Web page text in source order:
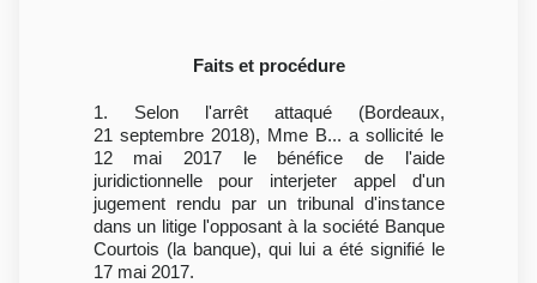
Faits et procédure
1. Selon l'arrêt attaqué (Bordeaux,
21 septembre 2018), Mme B... a sollicité le
12 mai 2017 le bénéfice de l'aide
juridictionnelle pour interjeter appel d'un
jugement rendu par un tribunal d'instance
dans un litige l'opposant à la société Banque
Courtois (la banque), qui lui a été signifié le
17 mai 2017.